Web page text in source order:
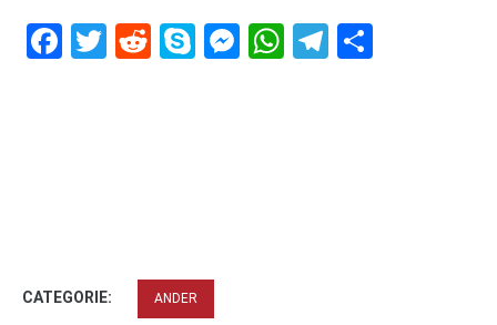
Facebook
Twitter
RedditSkypeMessenger
WhatsApp
Telegram
CATEGORIE: ANDER